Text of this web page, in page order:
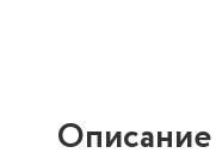
Описание